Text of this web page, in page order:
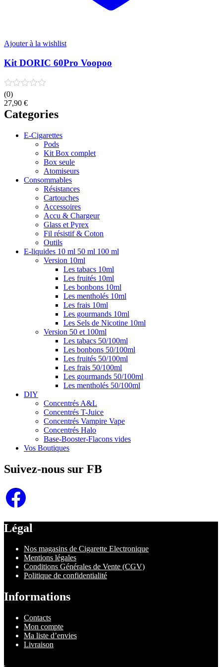
Ajouter à la wishlist
Kit DORIC 60Pro Voopoo
(0)
27,90 €
Categories
E-Cigarettes
Pods
Kit Box complet
Box seule
Atomiseurs
Consommables
Résistances
Cartouches
Accessoires
Accu & Chargeur
Glass et Pyrex
Fil résistif & Coton
Outils
E-liquides 10 ml 50 ml 100 ml
Version 10ml
Les tabacs 10ml
Les fruités 10ml
Les bonbons 10ml
Les mentholés 10ml
Les frais 10ml
Les gourmands 10ml
Les Sels de Nicotine 10ml
Version 50 et 100ml
Les tabacs 50/100ml
Les bonbons 50/100ml
Les fruités 50/100ml
Les frais 50/100ml
Les gourmands 50/100ml
Les mentholés 50/100ml
DIY
Concentrés A&L
Concentrés T-Juice
Concentrés Vampire Vape
Concentrés Halo
Base-Booster-Flacons vides
Vos Boutiques
Suivez-nous sur FB
Facebook
Légal
Nos magasins de Cigarette Electronique
Mentions légales
Conditions Générales de Vente (CGV)
Politique de confidentialité
Informations
Contacts
Mon compte
Ma liste d’envies
Livraison
.